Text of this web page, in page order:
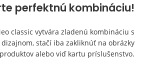
perfektnú kombináciu!
classic vytvára zladenú kombináciu s
stačí iba zakliknúť na obrázky
produktov alebo viď kartu príslušenstvo.